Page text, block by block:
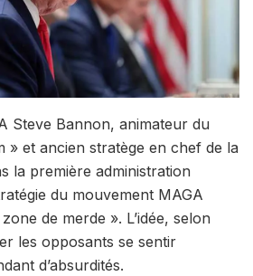
Steve Bannon, animateur du
» et ancien stratège en chef de la
la première administration
du mouvement MAGA
de merde ». L’idée, selon
les opposants se sentir
d’absurdités.